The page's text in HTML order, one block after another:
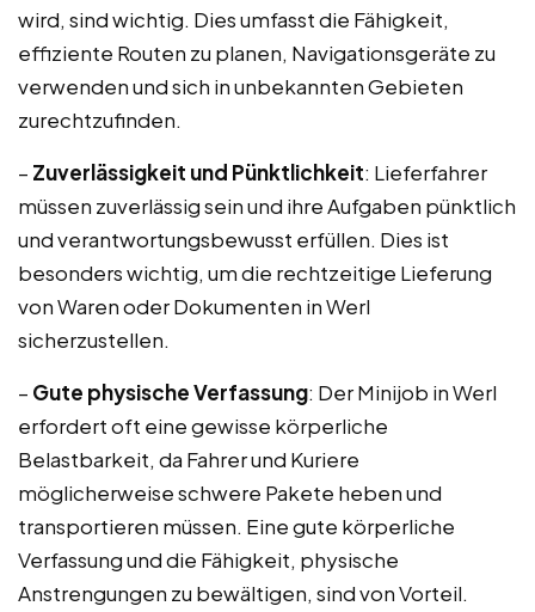
wird, sind wichtig. Dies umfasst die Fähigkeit,
effiziente Routen zu planen, Navigationsgeräte zu
verwenden und sich in unbekannten Gebieten
zurechtzufinden.
– Zuverlässigkeit und Pünktlichkeit: Lieferfahrer
müssen zuverlässig sein und ihre Aufgaben pünktlich
und verantwortungsbewusst erfüllen. Dies ist
besonders wichtig, um die rechtzeitige Lieferung
von Waren oder Dokumenten in Werl
sicherzustellen.
– Gute physische Verfassung: Der Minijob in Werl
erfordert oft eine gewisse körperliche
Belastbarkeit, da Fahrer und Kuriere
möglicherweise schwere Pakete heben und
transportieren müssen. Eine gute körperliche
Verfassung und die Fähigkeit, physische
Anstrengungen zu bewältigen, sind von Vorteil.